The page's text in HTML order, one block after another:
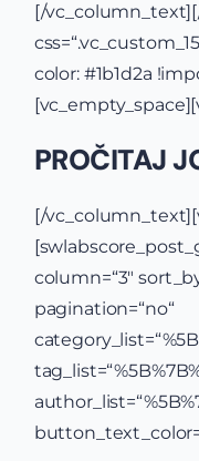
[/
color: #1b1d2a
PROČITAJ
[/
column=“3″
pagination=“no“